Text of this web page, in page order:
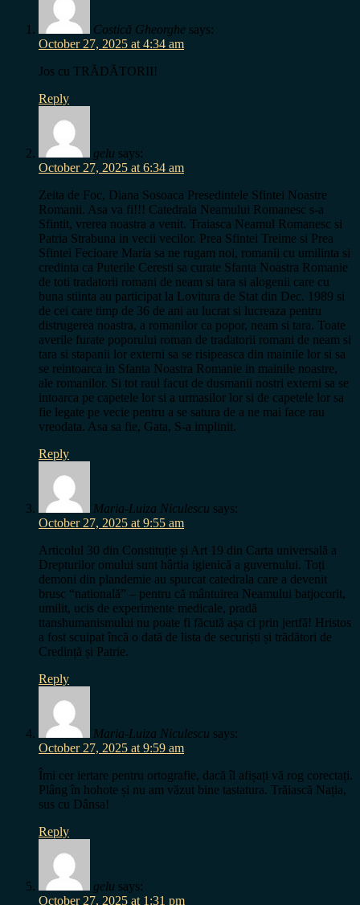
Costică Gheorghe says:
October 27, 2025 at 4:34 am
Jos cu TRĂDĂTORII!
Reply
gelu says:
October 27, 2025 at 6:34 am
Zeita de Foc, Diana Sosoaca Presedintele Sfintei Noastre
Romanii. Asa va fi!!! Catedrala Neamului Romanesc s-a
Sfintit, vrerea noastra a venit. Traiasca Neamul Romanesc si
Patria Strabuna in vecii vecilor. Prea Sfintei Treime si Prea
Sfintei Fecioare Maria sa ne rugam noi, romanii cu umilinta si
credinta ca Puterile Ceresti sa curate Sfanta Noastra Romanie
de toti tradatorii romani de neam si tara si alogenii care cu
buna stiinta au participat la Lovitura de Stat din Dec. 1989 si
de cei care timp de 36 de ani au lucrat si lucreaza pentru
distrugerea noastra, a romanilor ca popor, neam si tara. Toate
averile furate poporului roman de tradatorii romani de neam si
tara si stapanii lor externi sa se risipeasca din mainile lor si sa
se reintoarca in Sfanta Noastra Romanie in mainile noastre,
ale romanilor. Si tot raul facut de dusmanii nostri externi sa se
intoarca pe capetele lor si a urmasilor lor si de capetele lor sa
fie legate pe vecie pentru a se satura de a ne mai face rau
vreodata. Asa sa fie, Gata, S-a implinit.
Reply
Maria-Luiza Niculescu says:
October 27, 2025 at 9:55 am
Articolul 30 din Constituție și Art 19 din Carta universală a
Drepturilor omului sunt hârtia igienică a guvernului. Toți
demoni din plandemie au spurcat catedrala care a devenit
brusc “natională” – pentru că mântuirea Neamului batjocorit,
umilit, ucis de experimente medicale, pradă
ttanshumanismului nu poate fi făcută așa ci prin jertfă! Hristos
a fost scuipat încă o dată de lista de securiști și trădători de
Credință și Patrie.
Reply
Maria-Luiza Niculescu says:
October 27, 2025 at 9:59 am
Îmi cer iertare pentru ortografie, dacă îl afișați vă rog corectați.
Plâng în hohote și nu am văzut bine tastatura. Trăiască Nația,
sus cu Dânsa!
Reply
gelu says:
October 27, 2025 at 1:31 pm